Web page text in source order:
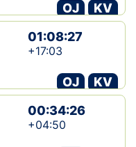
OJ
KV
01:08:27
+17:03
OJ
KV
00:34:26
+04:50